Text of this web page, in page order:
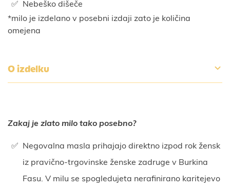
Nebeško dišeče
*milo je izdelano v posebni izdaji zato je količina
omejena
O izdelku
Zakaj je zlato milo tako posebno?
Negovalna masla prihajajo direktno izpod rok žensk
iz pravično-trgovinske ženske zadruge v Burkina
Fasu. V milu se spogledujeta nerafinirano karitejevo